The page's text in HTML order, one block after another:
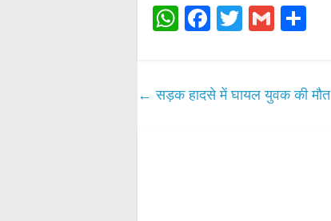
W
A
Fa
ok
T
r
G
← सड़क हादसे में घायल युवक की मौत